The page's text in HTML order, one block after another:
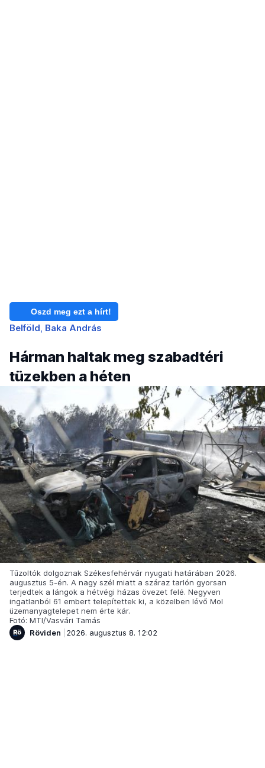
Oszd meg ezt a hírt!
Belföld Baka András
Hárman haltak meg szabadtéri
tüzekben a héten
Tűzoltók dolgoznak Székesfehérvár nyugati határában 2026.
augusztus 5-én. A nagy szél miatt a száraz tarlón gyorsan
terjedtek a lángok a hétvégi házas övezet felé. Negyven
ingatlanból 61 embert telepítettek ki, a közelben lévő Mol
üzemanyagtelepet nem érte kár.
Fotó: MTI/Vasvári Tamás
Röviden
2026. augusztus 8. 12:02